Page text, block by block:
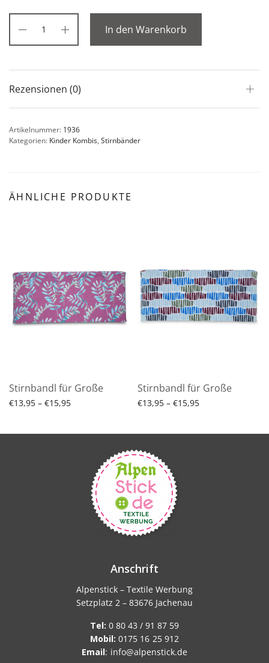
In den Warenkorb
Rezensionen (0)
Artikelnummer: 1936
Kategorien: Kinder Kombis, Stirnbänder
ÄHNLICHE PRODUKTE
Stirnbandl für Große
€13,95 – €15,95Preisspanne:
Stirnbandl für Große
€13,95 – €15,95Preisspanne:
Anschrift
Alpenstick – Textile Werbung
Setzplatz 2 – 83676 Jachenau
Tel: 0 80 43 / 91 87 59
Mobil: 0175 16 25 912
Email: info@alpenstick.de